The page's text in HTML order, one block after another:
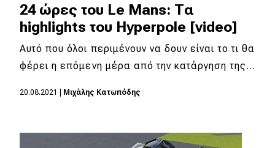
Classic
Νέα
Παρουσιάσεις
24 ώρες του Le Mans: Τα
highlights του Hyperpole [video]
Αυτό που όλοι περιμένουν να δουν είναι το τι θα
φέρει η επόμενη μέρα από την κατάργηση της…
20.08.2021 Μιχάλης Κατωπόδης